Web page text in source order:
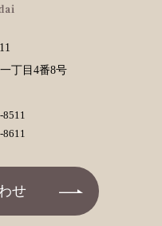
丁目4番8号
せ